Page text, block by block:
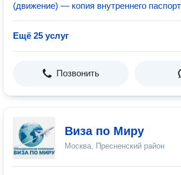
(движение) — копия внутреннего
Ещё 25 услуг
Позвонить
Виза по Миру
Москва, Пресненский район